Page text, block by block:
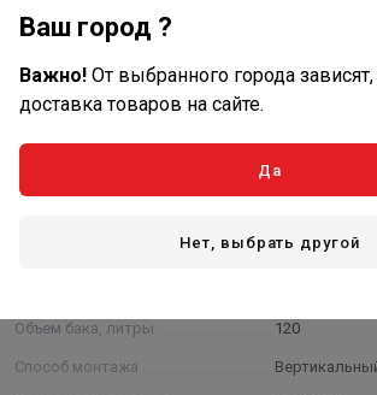
анодом и эффективной системой
отключения.
220 В
Объем бака, литры 120
Способ монтажа
Ваш город ?
Важно! От выбранного города
доставка товаров на сайте.
Да
Нет, выбрать другой